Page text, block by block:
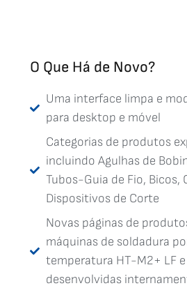
O Que Há de Novo?
Uma interface limpa e
para desktop e móvel
Categorias de produtos
incluindo Agulhas de
Tubos-Guia de Fio, Bicos,
Dispositivos de Corte
Novas páginas de
máquinas de soldadura
temperatura HT-M2+ LF
desenvolvidas